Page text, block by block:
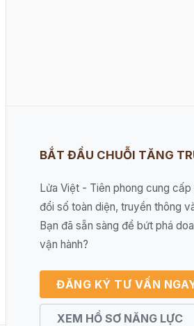
BẮT ĐẦU CHUỖI TĂNG
Lửa Việt - Tiên phong cung
đổi số toàn diện, truyền thông
Bạn đã sẵn sàng để bứt phá
vận hành?
ĐĂNG KÝ TƯ VẤN
XEM HỒ SƠ NĂNG LỰC